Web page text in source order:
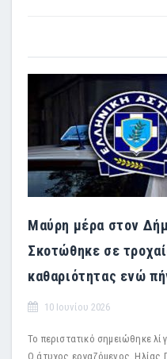
Μαύρη μέρα στον
Σκοτώθηκε σε
καθαριότητας ενώ
10 Ιουνίου 2026
Το περιστατικό σημειώθηκε
Ο άτυχος εργαζόμενος, Ηλίας